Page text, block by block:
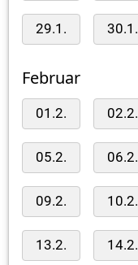
29.1. 30.1.
Februar
01.2. 02.2.
05.2. 06.2.
09.2. 10.2.
13.2. 14.2.